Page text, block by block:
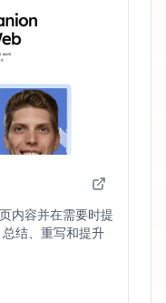
内容并在需要时提
结、重写和提升